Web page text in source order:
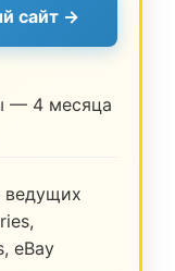
сайт →
— 4 месяца
ведущих
eBay